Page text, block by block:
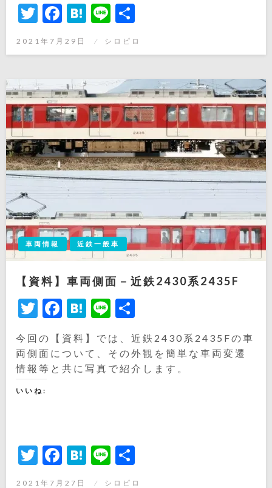
Twitter
Facebook
Hatena
Line
投
日:
2021年7月29日 シロピロ
車両情報 近鉄一般車
【資料】車両側面－近鉄2430系2435F
Twitter
Facebook
Hatena
Line
今回の【資料】では、近鉄2430系2435Fの車
両側面について、その外観を簡単な車両変遷
情報等と共に写真で紹介します。
いいね:
Twitter
Facebook
Hatena
Line
投
2021年7月27日 シロピロ